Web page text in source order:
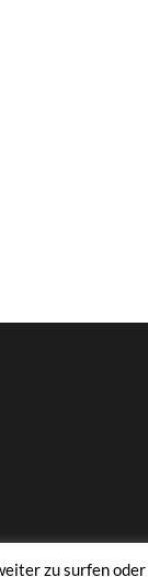
zu surfen